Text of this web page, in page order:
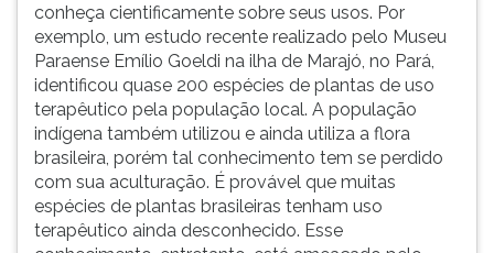
conheça cientificamente sobre seus usos. Por
exemplo, um estudo recente realizado pelo Museu
Paraense Emílio Goeldi na ilha de Marajó, no Pará,
identificou quase 200 espécies de plantas de uso
terapêutico pela população local. A população
indígena também utilizou e ainda utiliza a flora
brasileira, porém tal conhecimento tem se perdido
com sua aculturação. É provável que muitas
espécies de plantas brasileiras tenham uso
terapêutico ainda desconhecido. Esse